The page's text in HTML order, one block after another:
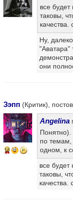
все
таковы,
качества.
Ну,
"Аватара"
они
Зэпп (Критик),
16
Angelina
Понятно).
по темам,
одном, к
все
таковы,
качества.